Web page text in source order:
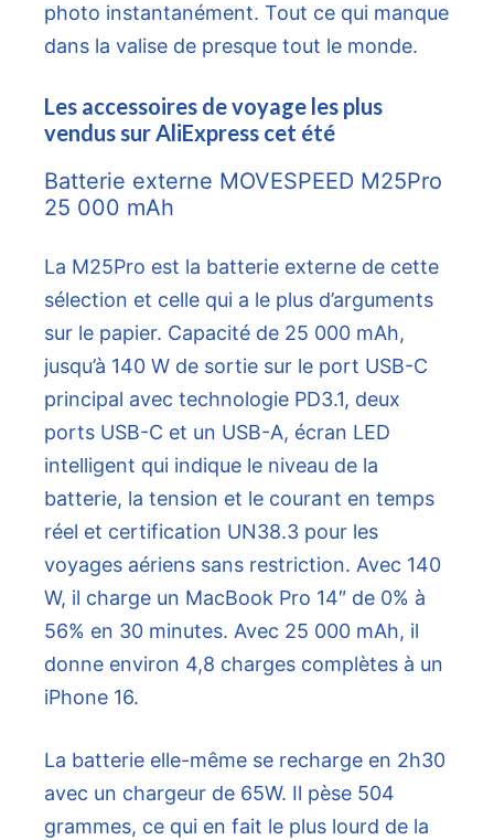
photo instantanément. Tout ce qui manque
dans la valise de presque tout le monde.
Les accessoires de voyage les plus
vendus sur AliExpress cet été
Batterie externe MOVESPEED M25Pro
25 000 mAh
La M25Pro est la batterie externe de cette
sélection et celle qui a le plus d’arguments
sur le papier. Capacité de 25 000 mAh,
jusqu’à 140 W de sortie sur le port USB-C
principal avec technologie PD3.1, deux
ports USB-C et un USB-A, écran LED
intelligent qui indique le niveau de la
batterie, la tension et le courant en temps
réel et certification UN38.3 pour les
voyages aériens sans restriction. Avec 140
W, il charge un MacBook Pro 14″ de 0% à
56% en 30 minutes. Avec 25 000 mAh, il
donne environ 4,8 charges complètes à un
iPhone 16.
La batterie elle-même se recharge en 2h30
avec un chargeur de 65W. Il pèse 504
grammes, ce qui en fait le plus lourd de la